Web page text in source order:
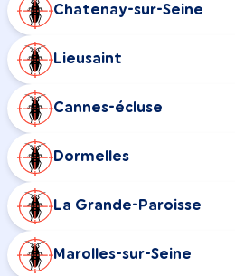
Chatenay-sur-Seine
Lieusaint
Cannes-écluse
Dormelles
La Grande-Paroisse
Marolles-sur-Seine